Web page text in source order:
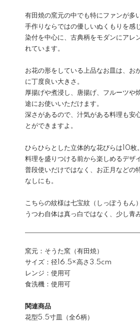
有田焼の窯元の中でも特にファンが多
手作りならではの優しいぬくもりを感
染付を中心に、古典柄をモダンにアレ
れています。
お花の形をしている上品なお皿は、お
に丁度良い大きさ。
厚揚げや煮浸し、唐揚げ、フルーツや
途にお使いいただけます。
深さがあるので、汁気がある料理も安
とができますよ。
ひらひらとした立体的な花びらは10枚。
料理を盛りつける前から楽しめるデザ
普段使いだけではなく、お正月などの
なしにも。
こちらの紋様は七宝紋（しっぽうもん
うつわ自体は真っ白ではなく、少し青
窯元：そうた窯（有田焼）
サイズ：径16.5×高さ3.5cm
レンジ：使用可
食洗機：使用可
関連商品
花型5.5寸皿（全6柄）